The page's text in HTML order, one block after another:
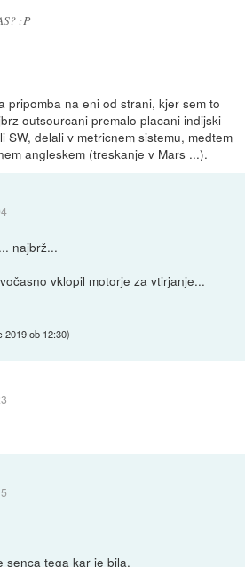
:P
pripomba na eni od strani, kjer sem to
outsourcani premalo placani indijski
SW, delali v metricnem sistemu, medtem
angleskem (treskanje v Mars ...).
najbrž...
vklopil motorje za vtirjanje...
2019 ob 12:30)
senca tega kar je bila.